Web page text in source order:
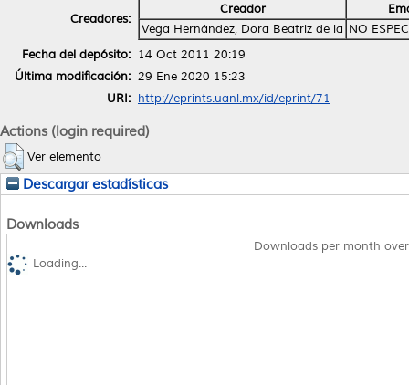
Creadores:
Creador
Vega Hernández, Dora Beatriz de la NO
Fecha del depósito: 14 Oct 2011 20:19
Última modificación: 29 Ene 2020 15:23
URI: http://eprints.uanl.mx/id/eprint/71
Actions (login required)
Ver elemento
Descargar estadísticas
Downloads
Downloads per month
Loading...